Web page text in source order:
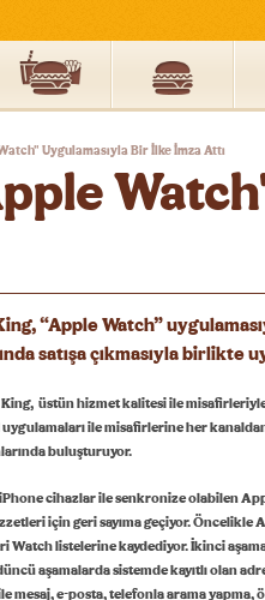
Uygulamasıyla Bir İlke İmza Attı
“Apple Watch”
satışa çıkmasıyla
üstün hizmet kalitesi ile
ile misafirlerine her
buluşturuyor.
cihazlar ile senkronize olabilen
için geri sayıma geçiyor.
listelerine kaydediyor. İkinci
aşamalarda sistemde kayıtlı olan
mesaj, e-posta, telefonla arama